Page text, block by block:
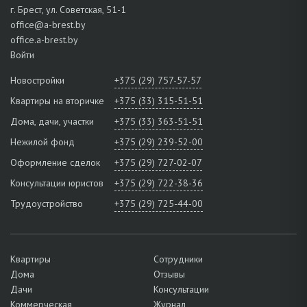
г. Брест, ул. Советская, 51-1
office@a-brest.by
office.a-brest.by
Войти
Новостройки
+375 (29) 757-57-57
Квартиры на вторичке
+375 (33) 315-51-51
Дома, дачи, участки
+375 (33) 363-51-51
Нежилой фонд
+375 (29) 239-52-00
Оформление сделок
+375 (29) 727-02-07
Консультации юристов
+375 (29) 722-38-36
Трудоустройство
+375 (29) 725-44-00
Квартиры
Дома
Дачи
Коммерческая
Сотрудники
Отзывы
Консультации
Журнал